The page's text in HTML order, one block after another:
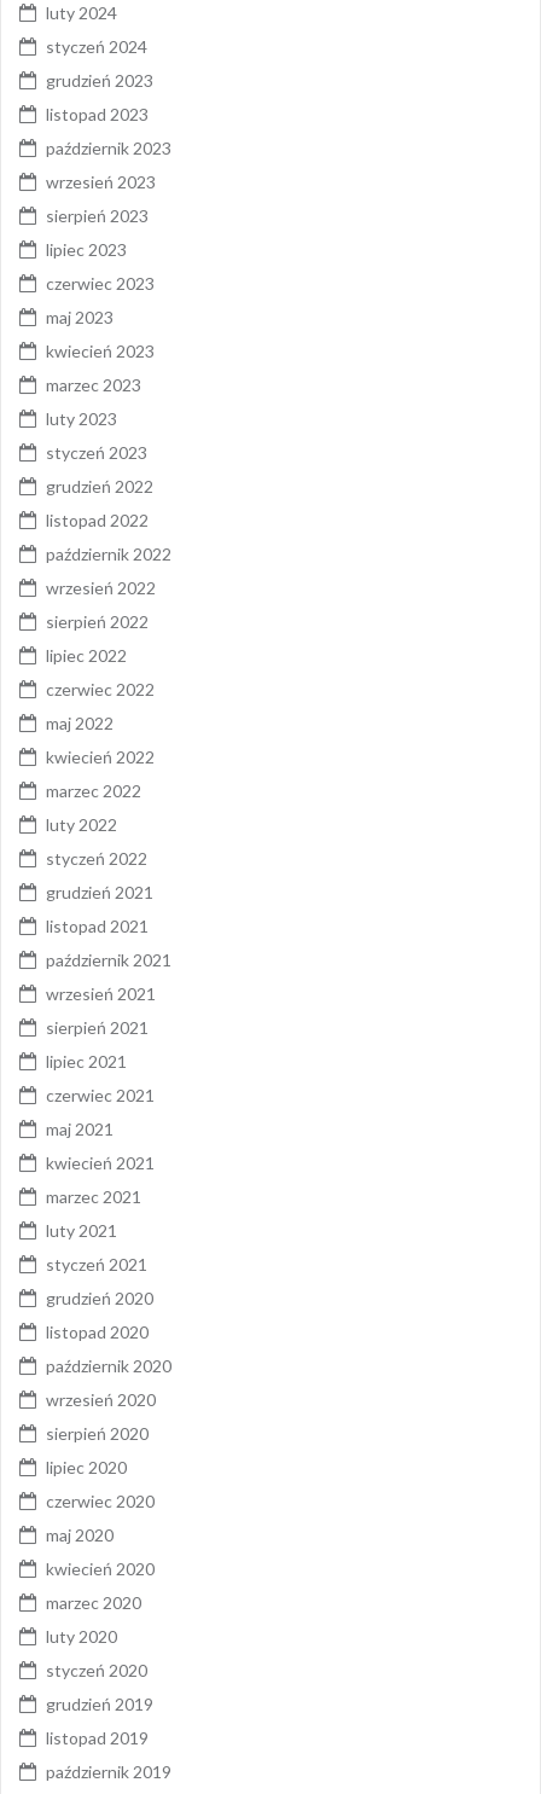
luty 2024
styczeń 2024
grudzień 2023
listopad 2023
październik 2023
wrzesień 2023
sierpień 2023
lipiec 2023
czerwiec 2023
maj 2023
kwiecień 2023
marzec 2023
luty 2023
styczeń 2023
grudzień 2022
listopad 2022
październik 2022
wrzesień 2022
sierpień 2022
lipiec 2022
czerwiec 2022
maj 2022
kwiecień 2022
marzec 2022
luty 2022
styczeń 2022
grudzień 2021
listopad 2021
październik 2021
wrzesień 2021
sierpień 2021
lipiec 2021
czerwiec 2021
maj 2021
kwiecień 2021
marzec 2021
luty 2021
styczeń 2021
grudzień 2020
listopad 2020
październik 2020
wrzesień 2020
sierpień 2020
lipiec 2020
czerwiec 2020
maj 2020
kwiecień 2020
marzec 2020
luty 2020
styczeń 2020
grudzień 2019
listopad 2019
październik 2019